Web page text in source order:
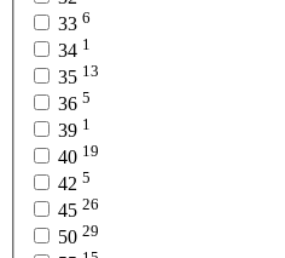
33 6
34 1
35 13
36 5
39 1
40 19
42 5
45 26
50 29